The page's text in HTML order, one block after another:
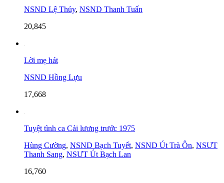
NSND Lệ Thủy, NSND Thanh Tuấn
20,845
Lời mẹ hát
NSND Hồng Lựu
17,668
Tuyệt tình ca Cải lương trước 1975
Hùng Cường, NSND Bạch Tuyết, NSND Út Trà Ôn, NSƯT
Thanh Sang, NSƯT Út Bạch Lan
16,760